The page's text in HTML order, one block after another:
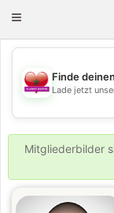
Toggle
💖
Finde
Lade jetzt
Mitgliederbilder